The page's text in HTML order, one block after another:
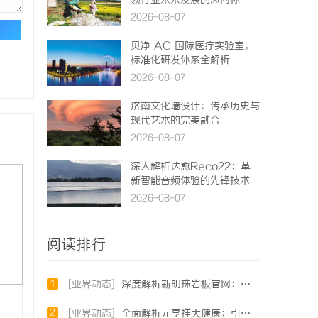
2026-08-07
贝净 AC 国际医疗实验室，
标准化研发体系全解析
2026-08-07
济南文化墙设计：传承历史与
现代艺术的完美融合
2026-08-07
深入解析达愈Reco22：革
新智能音频体验的先锋技术
2026-08-07
阅读排行
1 [业界动态] 深度解析新明珠岩板官网：打造高品质岩板行业标杆平台
2 [业界动态] 全面解析元亨祥大健康：引领现代健康生活新趋势